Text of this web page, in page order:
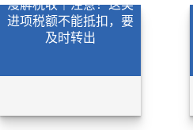
漫解税收｜注意！这类
进项税额不能抵扣，要
及时转出